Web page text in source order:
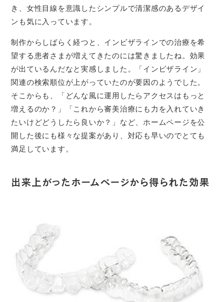
き、女性目線を意識したシンプルで清潔感のあるデザイ
ンも気に入っています。
制作からしばらく経つと、インビザラインでの治療を希
望する患者さまが増えてきたのには驚きましたね。効果
が出ているんだなと実感しました。「インビザライン」
関連の検索順位が上がっていたのが要因のようでした。
そこからも、「どんな風に運用したらアクセスはもっと
増えるのか？」「これから審美治療にも力を入れていき
たいけどどうしたら良いか？」など、ホームページを公
開した後にも様々な提案があり、対応も早いのでとても
満足しています。
出来上がったホームページから得られた効果